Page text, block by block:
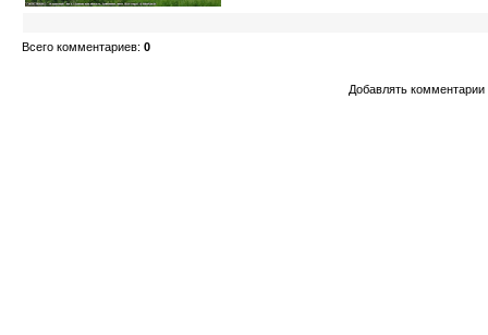
Всего комментариев:0
Добавлять комментарии